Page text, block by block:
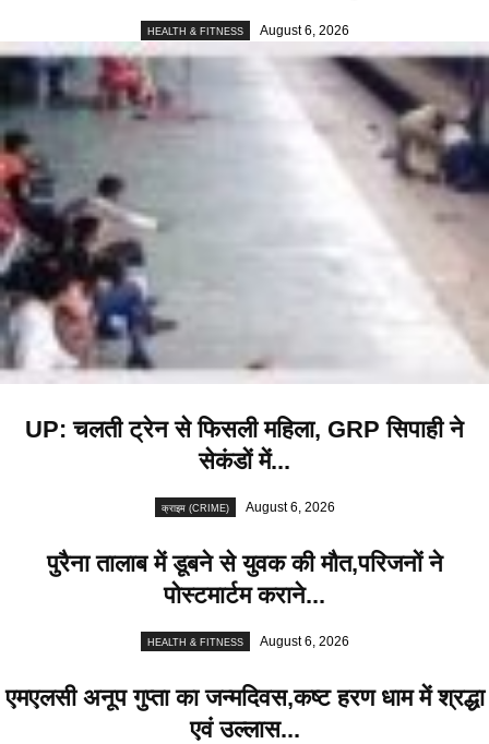
HEALTH & FITNESS August 6, 2026
UP: चलती ट्रेन से फिसली महिला, GRP सिपाही ने
सेकंडों में...
क्राइम (CRIME) August 6, 2026
पुरैना तालाब में डूबने से युवक की मौत,परिजनों ने
पोस्टमार्टम कराने...
HEALTH & FITNESS August 6, 2026
एमएलसी अनूप गुप्ता का जन्मदिवस,कष्ट हरण धाम में श्रद्धा
एवं उल्लास...